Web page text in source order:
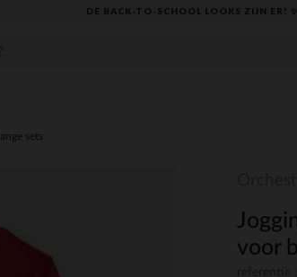
DE BACK-TO-SCHOOL LOOKS ZIJN ER! ✨
lange sets
voor